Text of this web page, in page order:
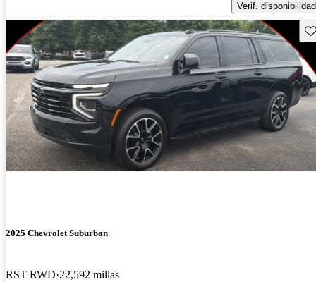
Verif. disponibilidad
2025 Chevrolet Suburban
RST RWD 22,592 millas